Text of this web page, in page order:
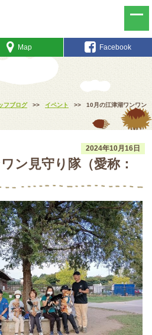
Map Facebook
フブログ >> イベント >>
10月の江津湖ワンワン
2024年10月16日
ン見守り隊（愛称：